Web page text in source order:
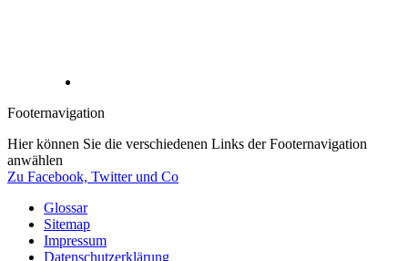
Footernavigation
Hier können Sie die verschiedenen Links der Footernavigation
anwählen
Zu Facebook, Twitter und Co
Glossar
Sitemap
Impressum
Datenschutzerklärung